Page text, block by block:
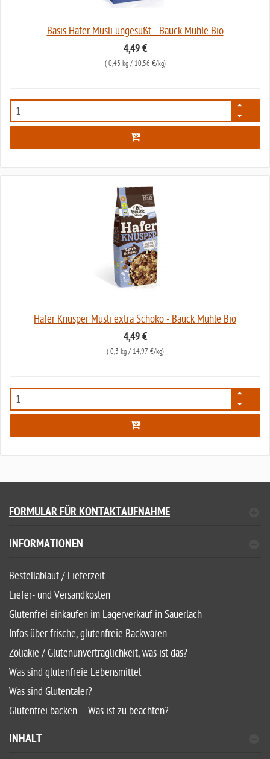
Basis Hafer Müsli ungesüßt - Bauck Mühle Bio
4,49 €
( 0,43 kg/ 10,56 €/kg)
5396
Hafer Knusper Müsli extra Schoko - Bauck Mühle Bio
4,49 €
( 0,3 kg/ 14,97 €/kg)
6972
FORMULAR FÜR KONTAKTAUFNAHME
INFORMATIONEN
Bestellablauf / Lieferzeit
Liefer- und Versandkosten
Glutenfrei einkaufen im Lagerverkauf in Sauerlach
Infos über frische, glutenfreie Backwaren
Zöliakie / Glutenunverträglichkeit, was ist das?
Was sind glutenfreie Lebensmittel
Was sind Glutentaler?
Glutenfrei backen – Was ist zu beachten?
INHALT